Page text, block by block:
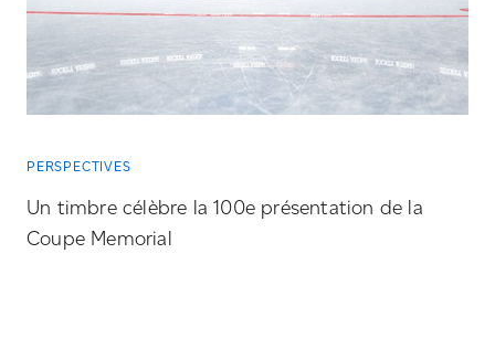
PERSPECTIVES
Un timbre célèbre la 100e présentation de la
Coupe Memorial